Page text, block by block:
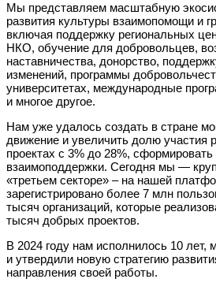
Мы представляем масштабную
развития культуры взаимопомощи и
включая поддержку региональных
НКО, обучение для добровольцев,
наставничества, донорство,
изменений, программы
университетах, международные
и многое другое.
Нам уже удалось создать в стране
движение и увеличить долю участия
проектах с 3% до 28%, сформировать
взаимоподдержки. Сегодня мы —
«третьем секторе» –на нашей
зарегистрировано более 7 млн
тысяч организаций, которые
тысяч добрых проектов.
В 2024 году нам исполнилось 10 лет,
и утвердили новую стратегию
направления своей работы.